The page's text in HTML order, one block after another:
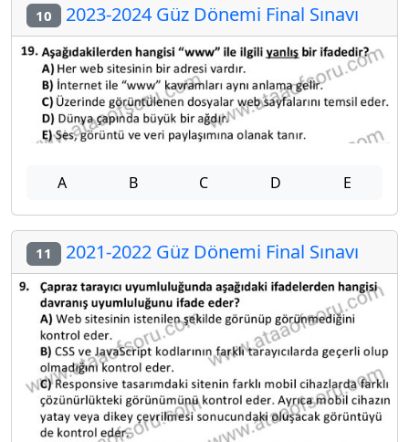
10 2023-2024 Güz Dönemi Final Sınavı
A B C D E
11 2021-2022 Güz Dönemi Final Sınavı